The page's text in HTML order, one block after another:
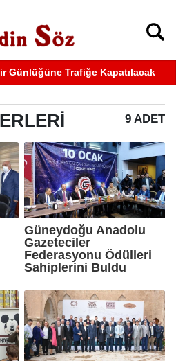
Günlüğüne Trafiğe Kapatılacak
9 ADET
Güneydoğu Anadolu
Gazeteciler
Federasyonu Ödülleri
Sahiplerini Buldu